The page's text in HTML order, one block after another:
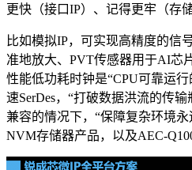
更快（接口IP）、记得更牢（存储
比如模拟IP，可实现高精度的信
准地放大、PVT传感器用于AI芯
性能低功耗时钟是“CPU可靠运
速SerDes，“打破数据洪流的传
兼容的情况下，“保障复杂环境
NVM存储器产品，以及AEC-